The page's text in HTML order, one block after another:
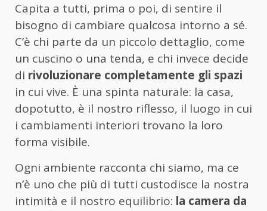
Capita a tutti, prima o poi, di sentire il
bisogno di cambiare qualcosa intorno a sé.
C’è chi parte da un piccolo dettaglio, come
un cuscino o una tenda, e chi invece decide
di rivoluzionare completamente gli spazi
in cui vive. È una spinta naturale: la casa,
dopotutto, è il nostro riflesso, il luogo in cui
i cambiamenti interiori trovano la loro
forma visibile.
Ogni ambiente racconta chi siamo, ma ce
n’è uno che più di tutti custodisce la nostra
intimità e il nostro equilibrio: la camera da